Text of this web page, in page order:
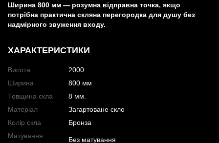
Ширина 800 мм — розумна відправна точка, якщо
потрібна практична скляна перегородка для душу без
надмірного звуження входу.
ХАРАКТЕРИСТИКИ
Висота
2000
Ширина
800 мм
Товщина скла
8 мм.
Матеріал
Загартоване скло
Колір скла
Бронза
Матування
Без матування